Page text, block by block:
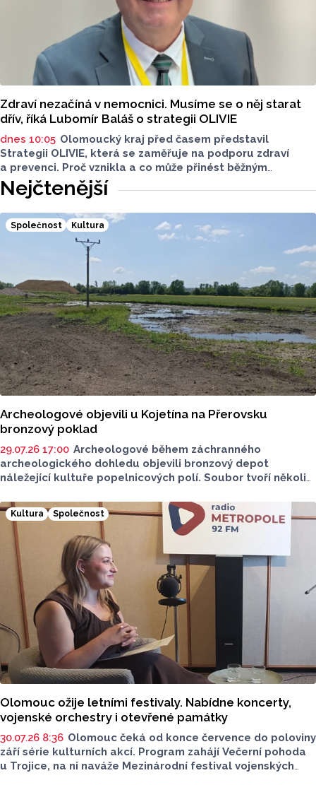
Zdraví nezačíná v nemocnici. Musíme se o něj starat
dřív, říká Lubomír Baláš o strategii OLIVIE
dnes 10:05 Olomoucký kraj před časem představil
Strategii OLIVIE, která se zaměřuje na podporu zdraví
a prevenci. Proč vznikla a co může přinést běžným
obyvatelům? O tom jsme hovořili s Lubomírem Balášem,
ředitelem OLIVIE.
Nejčtenější
Společnost Kultura
Archeologové objevili u Kojetína na Přerovsku
bronzový poklad
29.07.26 17:00 Archeologové během záchranného
archeologického dohledu objevili bronzový depot
náležející kultuře popelnicových polí. Soubor tvoří několik
přináší poznatky o životě a materiální kultuře tehdejších
komunit. Bronzové nástroje, které někdo před více než
třemi tisíci lety úmyslně poškodil a uložil do bývalého
mokřadu, objevili archeologové u Kojetína. Podle
dosavadního vyhodnocení mohl být depot součástí
rituálního jednání.
Kultura Společnost
Olomouc ožije letními festivaly. Nabídne koncerty,
vojenské orchestry i otevřené památky
30.07.26 8:36 Olomouc čeká od konce července do poloviny
září série kulturních akcí. Program zahájí Večerní pohoda
u Trojice, na ni naváže Mezinárodní festival vojenských